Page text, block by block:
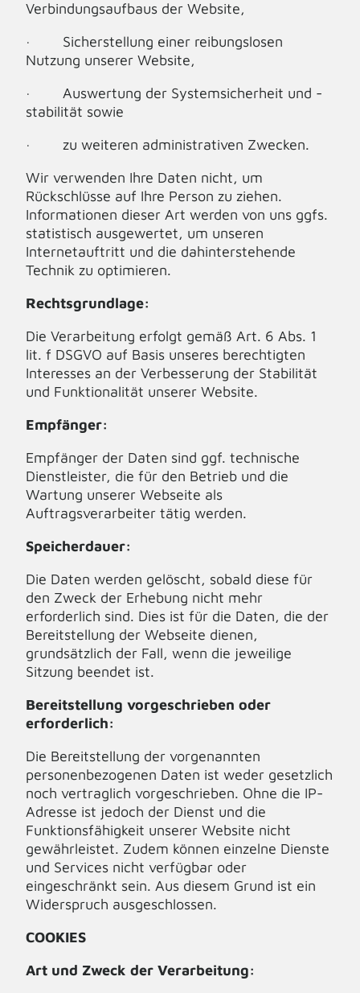
Verbindungsaufbaus der Website,
· Sicherstellung einer reibungslosen
Nutzung unserer Website,
· Auswertung der Systemsicherheit und -
stabilität sowie
· zu weiteren administrativen Zwecken.
Wir verwenden Ihre Daten nicht, um
Rückschlüsse auf Ihre Person zu ziehen.
Informationen dieser Art werden von uns ggfs.
statistisch ausgewertet, um unseren
Internetauftritt und die dahinterstehende
Technik zu optimieren.
Rechtsgrundlage:
Die Verarbeitung erfolgt gemäß Art. 6 Abs. 1
lit. f DSGVO auf Basis unseres berechtigten
Interesses an der Verbesserung der Stabilität
und Funktionalität unserer Website.
Empfänger:
Empfänger der Daten sind ggf. technische
Dienstleister, die für den Betrieb und die
Wartung unserer Webseite als
Auftragsverarbeiter tätig werden.
Speicherdauer:
Die Daten werden gelöscht, sobald diese für
den Zweck der Erhebung nicht mehr
erforderlich sind. Dies ist für die Daten, die der
Bereitstellung der Webseite dienen,
grundsätzlich der Fall, wenn die jeweilige
Sitzung beendet ist.
Bereitstellung vorgeschrieben oder
erforderlich:
Die Bereitstellung der vorgenannten
personenbezogenen Daten ist weder gesetzlich
noch vertraglich vorgeschrieben. Ohne die IP-
Adresse ist jedoch der Dienst und die
Funktionsfähigkeit unserer Website nicht
gewährleistet. Zudem können einzelne Dienste
und Services nicht verfügbar oder
eingeschränkt sein. Aus diesem Grund ist ein
Widerspruch ausgeschlossen.
COOKIES
Art und Zweck der Verarbeitung: